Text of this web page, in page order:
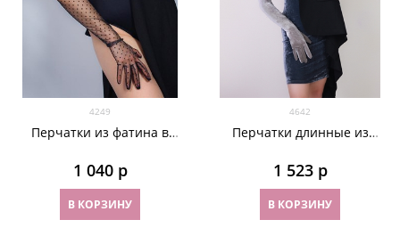
4249
Перчатки из фатина в
1 040 р
В КОРЗИНУ
4642
Перчатки длинные из
1 523 р
В КОРЗИНУ